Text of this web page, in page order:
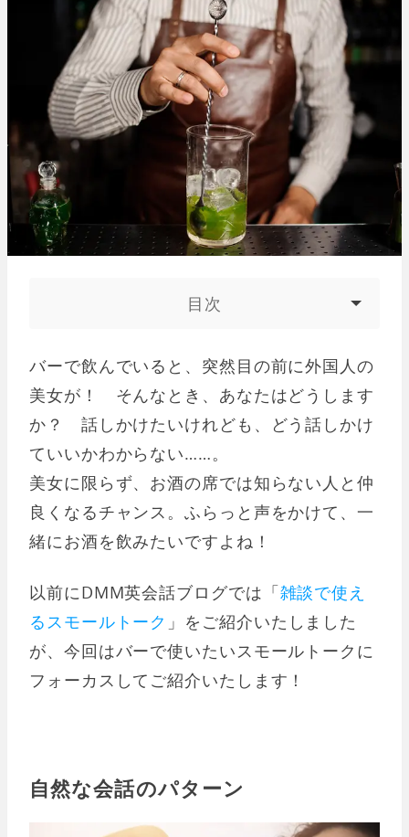
目次
バーで飲んでいると、突然目の前に外国人の
美女が！ そんなとき、あなたはどうします
か？ 話しかけたいけれども、どう話しかけ
ていいかわからない……。
美女に限らず、お酒の席では知らない人と仲
良くなるチャンス。ふらっと声をかけて、一
緒にお酒を飲みたいですよね！
以前にDMM英会話ブログでは「雑談で使え
るスモールトーク 」をご紹介いたしました
が、今回はバーで使いたいスモールトークに
フォーカスしてご紹介いたします！
自然な会話のパターン